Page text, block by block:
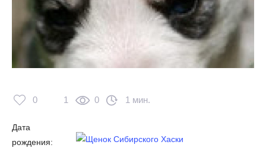
0 1 0 1 мин.
Дата
рождения: